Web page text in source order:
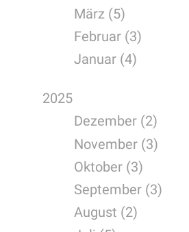
März (5)
Februar (3)
Januar (4)
2025
Dezember (2)
November (3)
Oktober (3)
September (3)
August (2)